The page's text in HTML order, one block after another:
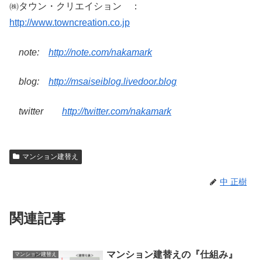
㈱タウン・クリエイション ：
http://www.towncreation.co.jp
note: http://note.com/nakamark
blog: http://msaiseiblog.livedoor.blog
twitter http://twitter.com/nakamark
マンション建替え
中 正樹
関連記事
マンション建替え マンション建替えの『仕組み』